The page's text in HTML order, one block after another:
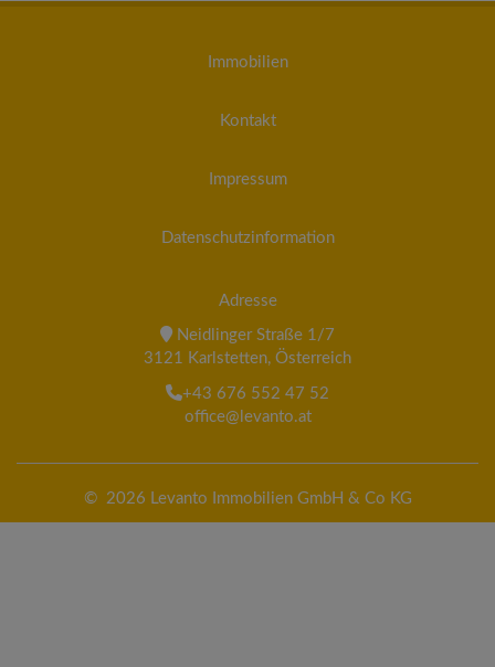
Immobilien
Kontakt
Impressum
Datenschutzinformation
Adresse
Neidlinger Straße 1/7
3121 Karlstetten, Österreich
+43 676 552 47 52
office@levanto.at
© 2026 Levanto Immobilien GmbH & Co KG